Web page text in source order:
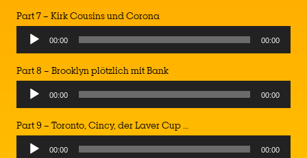
Part 7 – Kirk Cousins und Corona
00:00 00:00
Part 8 – Brooklyn plötzlich mit Bank
00:00 00:00
Part 9 – Toronto, Cincy, der Laver Cup …
00:00 00:00